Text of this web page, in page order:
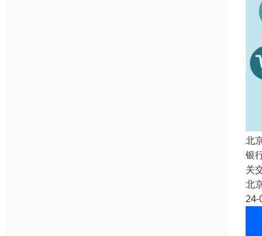
北
银
关
北
24-